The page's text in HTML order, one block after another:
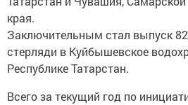
края.
Заключительным стал выпуск
стерляди в Куйбышевское
Республике Татарстан.